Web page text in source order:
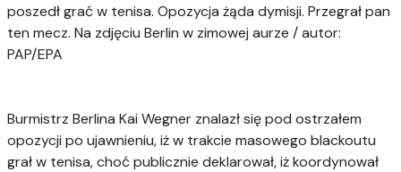
poszedł grać w tenisa. Opozycja żąda dymisji. Przegrał pan
ten mecz. Na zdjęciu Berlin w zimowej aurze / autor:
PAP/EPA
Burmistrz Berlina Kai Wegner znalazł się pod ostrzałem
opozycji po ujawnieniu, iż w trakcie masowego blackoutu
grał w tenisa, choć publicznie deklarował, iż koordynował